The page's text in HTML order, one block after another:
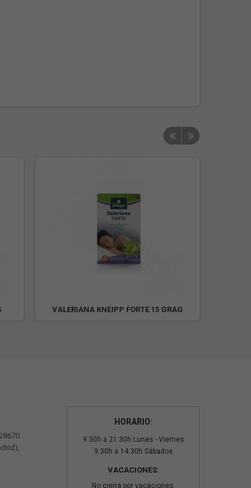
VALERIANA KNEIPP FORTE 15 GRAG
HORARIO:
9:30h a 21:30h Lunes - Viernes
9:30h a 14:30h Sábados
VACACIONES:
No cierra por vacaciones.